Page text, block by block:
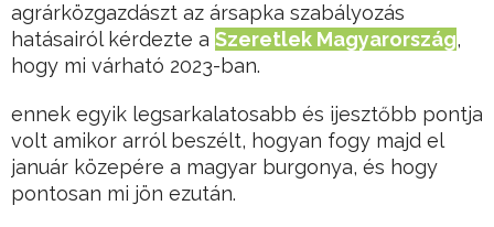
agrárközgazdászt az ársapka szabályozás
hatásairól kérdezte a Szeretlek Magyarország,
hogy mi várható 2023-ban.
ennek egyik legsarkalatosabb és ijesztőbb pontja
volt amikor arról beszélt, hogyan fogy majd el
január közepére a magyar burgonya, és hogy
pontosan mi jön ezután.